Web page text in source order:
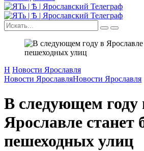
Н Новости Ярославля
Новости ЯрославляНовости Ярославля
В следующем году
Ярославле станет
пешеходных улиц